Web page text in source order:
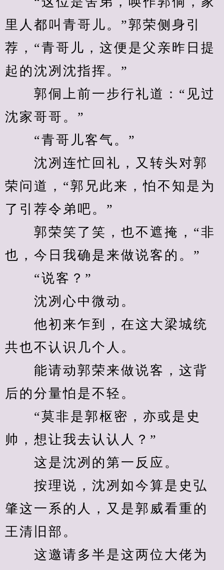
里人都叫青哥儿。”郭荣侧身引
荐，“青哥儿，这便是父亲昨日提
起的沈冽沈指挥。”
郭侗上前一步行礼道：“见过
沈家哥哥。”
“青哥儿客气。”
沈冽连忙回礼，又转头对郭
荣问道，“郭兄此来，怕不知是为
了引荐令弟吧。”
郭荣笑了笑，也不遮掩，“非
也，今日我确是来做说客的。”
“说客？”
沈冽心中微动。
他初来乍到，在这大梁城统
共也不认识几个人。
能请动郭荣来做说客，这背
后的分量怕是不轻。
“莫非是郭枢密，亦或是史
帅，想让我去认认人？”
这是沈冽的第一反应。
按理说，沈冽如今算是史弘
肇这一系的人，又是郭威看重的
王清旧部。
这邀请多半是这两位大佬为